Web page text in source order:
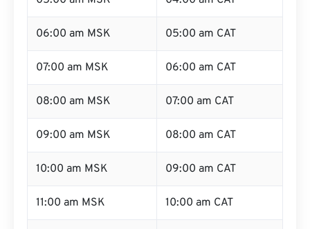
06:00 am MSK 05:00 am CAT
07:00 am MSK 06:00 am CAT
08:00 am MSK 07:00 am CAT
09:00 am MSK 08:00 am CAT
10:00 am MSK 09:00 am CAT
11:00 am MSK 10:00 am CAT